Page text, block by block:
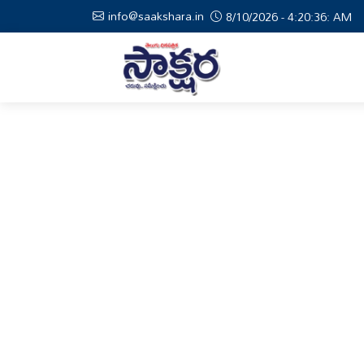
info@saakshara.in 8/10/2026 - 4:20:36: AM